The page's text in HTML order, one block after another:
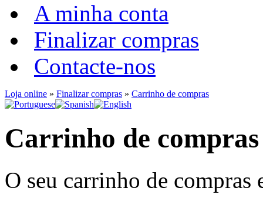
A minha conta
Finalizar compras
Contacte-nos
Loja online » Finalizar compras » Carrinho de compras
Carrinho de compras
O seu carrinho de compras